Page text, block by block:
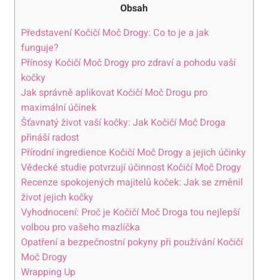
Obsah
Představení Kočičí Moč Drogy: ‍Co‍ to je a ⁣jak
funguje?
Přínosy⁤ Kočičí Moč Drogy ​pro zdraví a pohodu vaší
kočky
Jak správně aplikovat Kočičí Moč ⁤Drogu⁤ pro
maximální účinek
Šťavnatý život vaší kočky:‍ Jak Kočičí Moč Droga​
přináší radost
Přírodní ingredience ⁣Kočičí Moč Drogy ‌a jejich účinky
Vědecké studie potvrzují⁢ účinnost Kočičí Moč Drogy
Recenze spokojených majitelů‌ koček: Jak se změnil
život jejich kočky
Vyhodnocení: Proč je Kočičí ⁢Moč Droga tou⁤ nejlepší
volbou ‌pro vašeho mazlíčka
Opatření a bezpečnostní⁤ pokyny při používání Kočičí
Moč Drogy
Wrapping⁢ Up